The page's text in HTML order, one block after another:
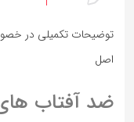
اصل
ضد آفتاب های